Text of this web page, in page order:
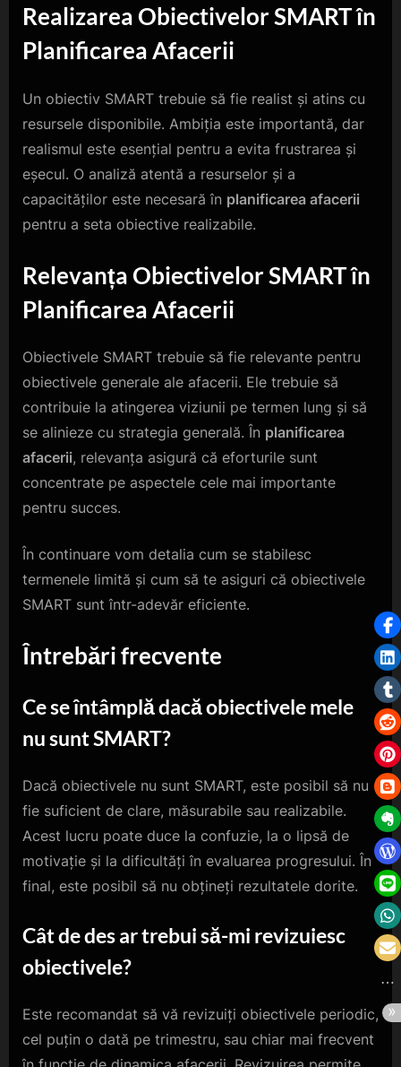
Realizarea Obiectivelor SMART în
Planificarea Afacerii
Un obiectiv SMART trebuie să fie realist și atins cu
resursele disponibile. Ambiția este importantă, dar
realismul este esențial pentru a evita frustrarea și
eșecul. O analiză atentă a resurselor și a
capacităților este necesară în planificarea afacerii
pentru a seta obiective realizabile.
Relevanța Obiectivelor SMART în
Planificarea Afacerii
Obiectivele SMART trebuie să fie relevante pentru
obiectivele generale ale afacerii. Ele trebuie să
contribuie la atingerea viziunii pe termen lung și să
se alinieze cu strategia generală. În planificarea
afacerii, relevanța asigură că eforturile sunt
concentrate pe aspectele cele mai importante
pentru succes.
În continuare vom detalia cum se stabilesc
termenele limită și cum să te asiguri că obiectivele
SMART sunt într-adevăr eficiente.
Întrebări frecvente
Ce se întâmplă dacă obiectivele mele
nu sunt SMART?
Dacă obiectivele nu sunt SMART, este posibil să nu
fie suficient de clare, măsurabile sau realizabile.
Acest lucru poate duce la confuzie, la o lipsă de
motivație și la dificultăți în evaluarea progresului. În
final, este posibil să nu obțineți rezultatele dorite.
Cât de des ar trebui să-mi revizuiesc
obiectivele?
Este recomandat să vă revizuiți obiectivele periodic,
cel puțin o dată pe trimestru, sau chiar mai frecvent